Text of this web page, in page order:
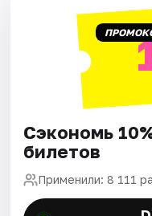
Сэкономь
билетов
Применили: 8 111